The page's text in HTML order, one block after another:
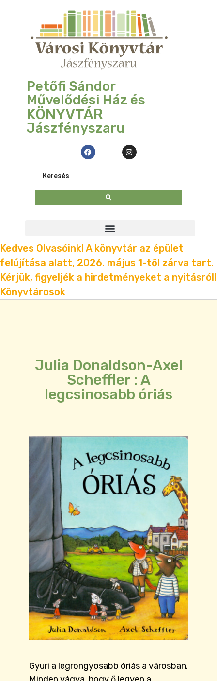
Petőfi Sándor
Művelődési Ház és
KÖNYVTÁR
Jászfényszaru
Kedves Olvasóink! A könyvtár az épület
felújítása alatt, 2026. május 1-től zárva tart.
Kérjük, figyeljék a hirdetményeket a nyitásról!
Könyvtárosok
Julia Donaldson-Axel
Scheffler : A
legcsinosabb óriás
Gyuri a legrongyosabb óriás a városban.